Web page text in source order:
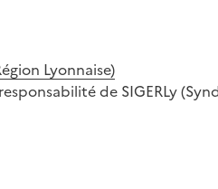
Lyonnaise)
de SIGERLy